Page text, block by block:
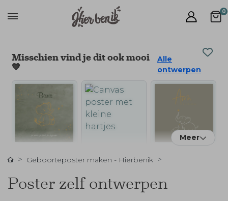
0
Misschien vind je dit ook mooi
🧡
Alle
ontwerpen
Meer
Geboorteposter maken - Hierbenik
Poster zelf ontwerpen